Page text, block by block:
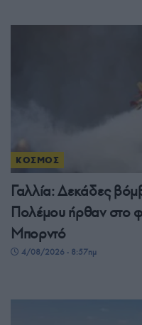
ΚΟΣΜΟΣ
Γαλλία: Δεκάδες
Πολέμου ήρθαν στο
Μπορντό
4/08/2026 - 8:57πμ